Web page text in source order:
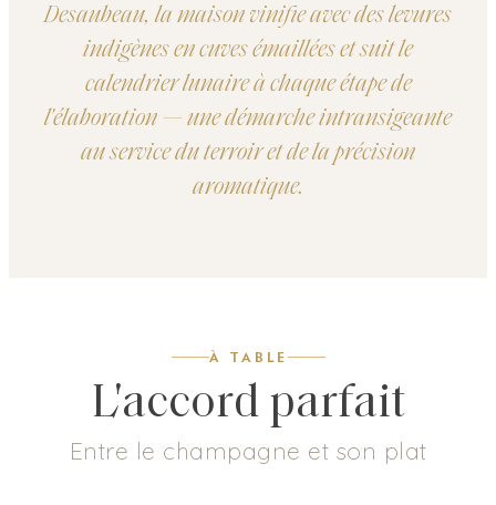
Desaubeau, la maison vinifie avec des levures
indigènes en cuves émaillées et suit le
calendrier lunaire à chaque étape de
l'élaboration — une démarche intransigeante
au service du terroir et de la précision
aromatique.
À TABLE
L'accord parfait
Entre le champagne et son plat